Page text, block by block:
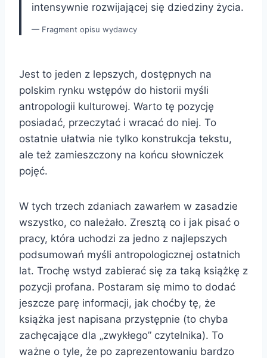
intensywnie rozwijającej się dziedziny życia.
Fragment opisu wydawcy
Jest to jeden z lepszych, dostępnych na
polskim rynku wstępów do historii myśli
antropologii kulturowej. Warto tę pozycję
posiadać, przeczytać i wracać do niej. To
ostatnie ułatwia nie tylko konstrukcja tekstu,
ale też zamieszczony na końcu słowniczek
pojęć.
W tych trzech zdaniach zawarłem w zasadzie
wszystko, co należało. Zresztą co i jak pisać o
pracy, która uchodzi za jedno z najlepszych
podsumowań myśli antropologicznej ostatnich
lat. Trochę wstyd zabierać się za taką książkę z
pozycji profana. Postaram się mimo to dodać
jeszcze parę informacji, jak choćby tę, że
książka jest napisana przystępnie (to chyba
zachęcające dla „zwykłego” czytelnika). To
ważne o tyle, że po zaprezentowaniu bardzo